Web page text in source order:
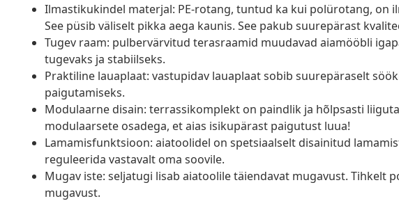
Ilmastikukindel materjal: PE-rotang, tuntud ka kui polürotang, on
See püsib väliselt pikka aega kaunis. See pakub suurepärast
Tugev raam: pulbervärvitud terasraamid muudavad aiamööbli
tugevaks ja stabiilseks.
Praktiline lauaplaat: vastupidav lauaplaat sobib suurepäraselt
paigutamiseks.
Modulaarne disain: terrassikomplekt on paindlik ja hõlpsasti
modulaarsete osadega, et aias isikupärast paigutust luua!
Lamamisfunktsioon: aiatoolidel on spetsiaalselt disainitud
reguleerida vastavalt oma soovile.
Mugav iste: seljatugi lisab aiatoolile täiendavat mugavust. Tihkelt
mugavust.